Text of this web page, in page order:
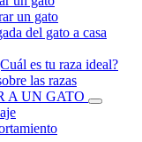
un gato
del gato a casa
es tu raza ideal?
las razas
A UN GATO